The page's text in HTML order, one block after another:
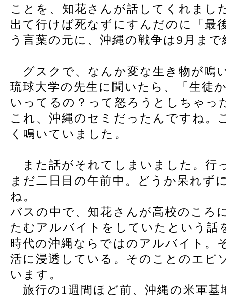
ことを、知花さんが話してくれまし
出て行けば死なずにすんだのに「最
う言葉の元に、沖縄の戦争は9月ま
グスクで、なんか変な生き物が鳴
琉球大学の先生に聞いたら、「生徒
いってるの？って怒ろうとしちゃっ
これ、沖縄のセミだったんですね。
く鳴いていました。
また話がそれてしまいました。行
まだ二日目の午前中。どうか呆れず
ね。
バスの中で、知花さんが高校のころ
たむアルバイトをしていたという話
時代の沖縄ならではのアルバイト。
活に浸透している。そのことのエピ
います。
旅行の1週間ほど前、沖縄の米軍基